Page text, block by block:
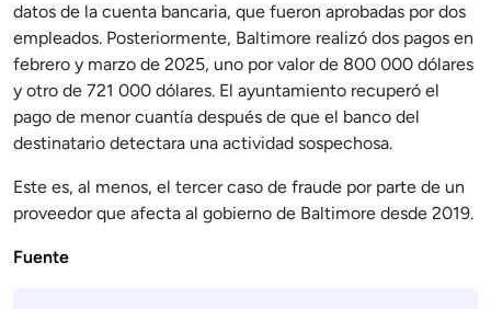
datos de la cuenta bancaria, que fueron aprobadas por dos
empleados. Posteriormente, Baltimore realizó dos pagos en
febrero y marzo de 2025, uno por valor de 800 000 dólares
y otro de 721 000 dólares. El ayuntamiento recuperó el
pago de menor cuantía después de que el banco del
destinatario detectara una actividad sospechosa.
Este es, al menos, el tercer caso de fraude por parte de un
proveedor que afecta al gobierno de Baltimore desde 2019.
Fuente